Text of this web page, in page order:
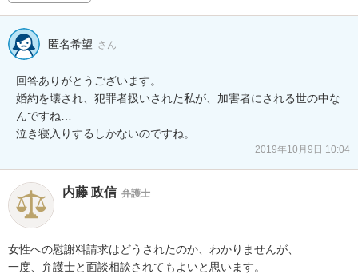
匿名希望 さん
回答ありがとうございます。
婚約を壊され、犯罪者扱いされた私が、加害者にされる世の中な
んですね…
泣き寝入りするしかないのですね。
2019年10月9日 10:04
内藤 政信 弁護士
女性への慰謝料請求はどうされたのか、わかりませんが、
一度、弁護士と面談相談されてもよいと思います。